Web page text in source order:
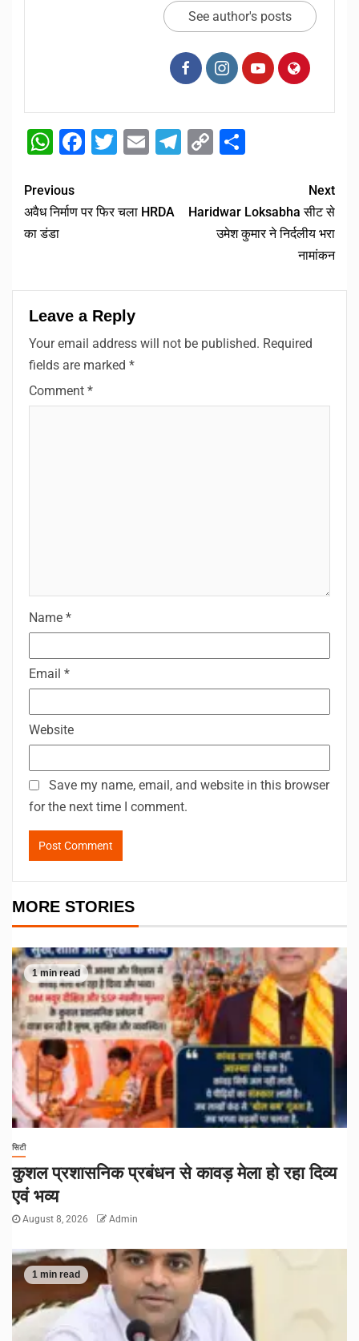
See author's posts
WhatsApp
Facebook
Twitter
EmailTelegram
Copy
Previous
अवैध निर्माण पर फिर चला HRDA
का डंडा
Next
Haridwar Loksabha सीट से
उमेश कुमार ने निर्दलीय भरा
नामांकन
Leave a Reply
Your email address will not be published. Required
fields are marked *
Comment *
Name *
Email *
Website
Save my name, email, and website in this browser
for the next time I comment.
MORE STORIES
1 min read
सिटी
कुशल प्रशासनिक प्रबंधन से कावड़ मेला हो रहा दिव्य
एवं भव्य
August 8, 2026 Admin
1 min read